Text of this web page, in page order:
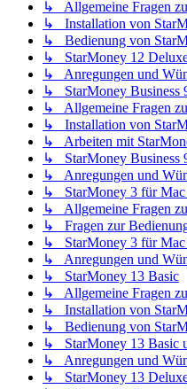
↳ Allgemeine Fragen
↳ Installation von
↳ Bedienung von
↳ StarMoney 12
↳ Anregungen und
↳ StarMoney Business
↳ Allgemeine Fragen
↳ Installation von
↳ Arbeiten mit
↳ StarMoney Business
↳ Anregungen und
↳ StarMoney 3 für Mac
↳ Allgemeine Fragen
↳ Fragen zur
↳ StarMoney 3 für Mac
↳ Anregungen und
↳ StarMoney 13 Basic
↳ Allgemeine Fragen
↳ Installation von
↳ Bedienung von
↳ StarMoney 13 Basic
↳ Anregungen und
↳ StarMoney 13